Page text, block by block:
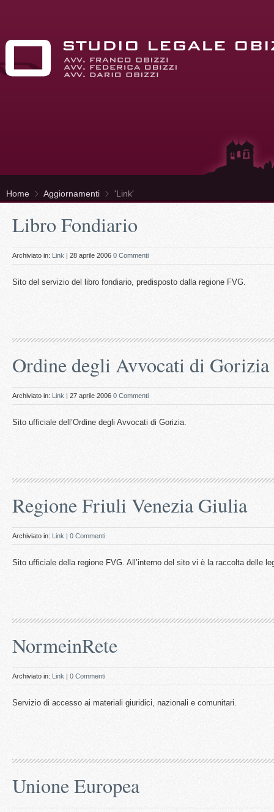
Home Aggiornamenti 'Link'
Libro Fondiario
Archiviato in: Link | 28 aprile 2006 0 Commenti
Sito del servizio del libro fondiario, predisposto dalla regione FVG.
Ordine degli Avvocati di Gorizia
Archiviato in: Link | 27 aprile 2006 0 Commenti
Sito ufficiale dell’Ordine degli Avvocati di Gorizia.
Regione Friuli Venezia Giulia
Archiviato in: Link | 0 Commenti
Sito ufficiale della regione FVG. All’interno del sito vi è la raccolta delle
NormeinRete
Archiviato in: Link | 0 Commenti
Servizio di accesso ai materiali giuridici, nazionali e comunitari.
Unione Europea